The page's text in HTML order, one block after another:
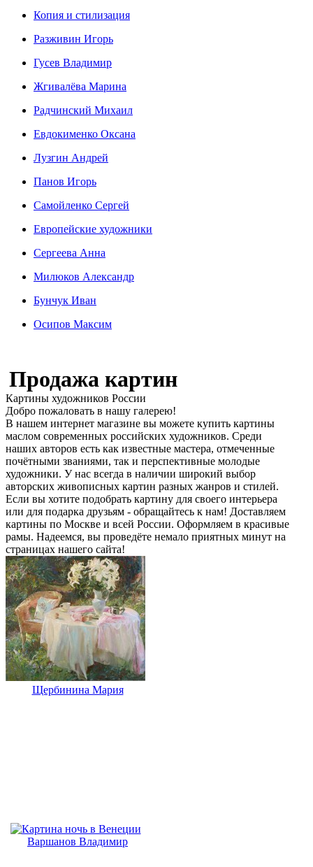
Копия и стилизация
Разживин Игорь
Гусев Владимир
Жгивалёва Марина
Радчинский Михаил
Евдокименко Оксана
Лузгин Андрей
Панов Игорь
Сaмoйленко Сергей
Европейские художники
Сергеева Анна
Милюков Александр
Бунчук Иван
Осипoв Максим
Продажа картин
Картины художников России
Добро пожаловать в нашу галерею!
В нашем интернет магазине вы можете купить картины
маслом современных российских художников. Среди
наших авторов есть как известные мастера, отмеченные
почётными званиями, так и перспективные молодые
художники. У нас всегда в наличии широкий выбор
авторских живописных картин разных жанров и стилей.
Если вы хотите подобрать картину для своего интерьера
или для подарка друзьям - обращайтесь к нам! Доставляем
картины по Москве и всей России. Оформляем в красивые
рамы. Надеемся, вы проведёте немало приятных минут на
страницах нашего сайта!
Щербинина Мария
Вaршaнов Владимир